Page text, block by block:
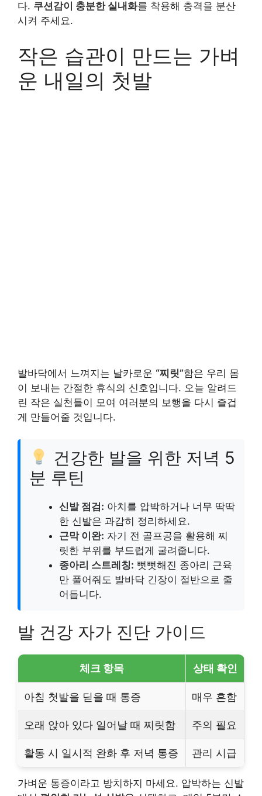
다. 쿠션감이 충분한 실내화를 착용해 충격을 분산
시켜 주세요.
작은 습관이 만드는 가벼
운 내일의 첫발
발바닥에서 느껴지는 날카로운 “찌릿”함은 우리 몸
이 보내는 간절한 휴식의 신호입니다. 오늘 알려드
린 작은 실천들이 모여 여러분의 보행을 다시 즐겁
게 만들어줄 것입니다.
건강한 발을 위한 저녁 5
분 루틴
신발 점검: 아치를 압박하거나 너무 딱딱
한 신발은 과감히 정리하세요.
근막 이완: 자기 전 골프공을 활용해 찌
릿한 부위를 부드럽게 굴려줍니다.
종아리 스트레칭: 뻣뻣해진 종아리 근육
만 풀어줘도 발바닥 긴장이 절반으로 줄
어듭니다.
발 건강 자가 진단 가이드
체크 항목 상태 확인
아침 첫발을 딛을 때 통증 매우 흔함
오래 앉아 있다 일어날 때 찌릿함 주의 필요
활동 시 일시적 완화 후 저녁 통증 관리 시급
가벼운 통증이라고 방치하지 마세요. 압박하는 신발